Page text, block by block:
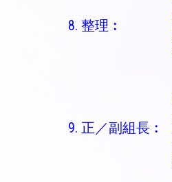
8. 整理︰
9. 正／副組長︰